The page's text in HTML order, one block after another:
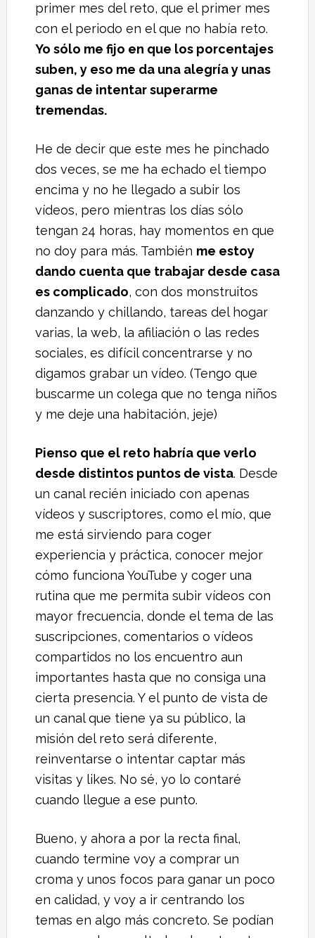
primer mes del reto, que el primer mes
con el periodo en el que no había reto.
Yo sólo me fijo en que los porcentajes
suben, y eso me da una alegría y unas
ganas de intentar superarme
tremendas.
He de decir que este mes he pinchado
dos veces, se me ha echado el tiempo
encima y no he llegado a subir los
vídeos, pero mientras los días sólo
tengan 24 horas, hay momentos en que
no doy para más. También me estoy
dando cuenta que trabajar desde casa
es complicado, con dos monstruitos
danzando y chillando, tareas del hogar
varias, la web, la afiliación o las redes
sociales, es difícil concentrarse y no
digamos grabar un vídeo. (Tengo que
buscarme un colega que no tenga niños
y me deje una habitación, jeje)
Pienso que el reto habría que verlo
desde distintos puntos de vista. Desde
un canal recién iniciado con apenas
vídeos y suscriptores, como el mío, que
me está sirviendo para coger
experiencia y práctica, conocer mejor
cómo funciona YouTube y coger una
rutina que me permita subir vídeos con
mayor frecuencia, donde el tema de las
suscripciones, comentarios o vídeos
compartidos no los encuentro aun
importantes hasta que no consiga una
cierta presencia. Y el punto de vista de
un canal que tiene ya su público, la
misión del reto será diferente,
reinventarse o intentar captar más
visitas y likes. No sé, yo lo contaré
cuando llegue a ese punto.
Bueno, y ahora a por la recta final,
cuando termine voy a comprar un
croma y unos focos para ganar un poco
en calidad, y voy a ir centrando los
temas en algo más concreto. Se podían